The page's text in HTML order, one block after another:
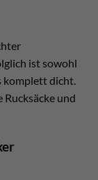
ist sowohl
komplett dicht.
Rucksäcke und